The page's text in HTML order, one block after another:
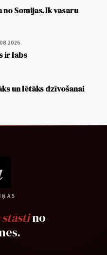
no Somijas. Ik vasaru
ir labs
un lētāks dzīvošanai
no